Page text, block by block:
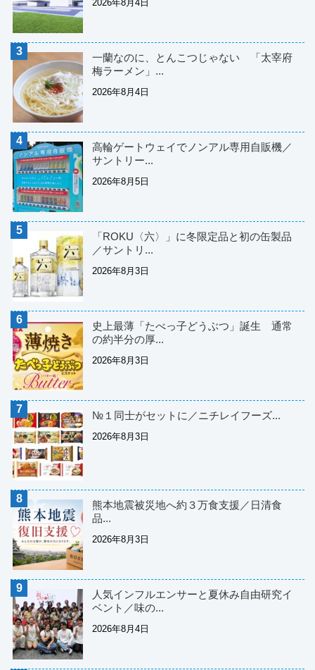
2026年8月4日
一蘭なのに、とんこつじゃない 「太宰府
梅ラーメン」...
2026年8月4日
高輪ゲートウェイでノンアル専用自販機／
サントリー...
2026年8月5日
「ROKU〈六〉」に冬限定品と初の缶製品
／サントリ...
2026年8月3日
史上最薄「たべっ子どうぶつ」誕生 通常
の約半分の厚...
2026年8月3日
№１同士がセットに／ニチレイフーズ...
2026年8月3日
熊本地震被災地へ約３万食支援／日清食
品...
2026年8月3日
人気インフルエンサーと夏休み自由研究イ
ベント／味の...
2026年8月4日